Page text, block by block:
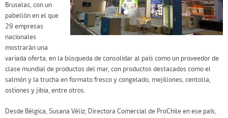
Bruselas, con un
pabellón en el que
29 empresas
nacionales
mostrarán una
variada oferta, en la búsqueda de consolidar al país como un proveedor de
clase mundial de productos del mar, con productos destacados como el
salmón y la trucha en formato fresco y congelado, mejillones, centolla,
ostiones y jibia, entre otros.
Desde Bélgica, Susana Véliz, Directora Comercial de ProChile en ese país,